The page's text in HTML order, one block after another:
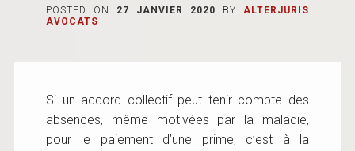
POSTED ON 27 JANVIER 2020 BY
ALTERJURIS
AVOCATS
Si un accord collectif peut tenir compte des
absences, même motivées par la maladie,
pour le paiement d’une prime, c’est à la